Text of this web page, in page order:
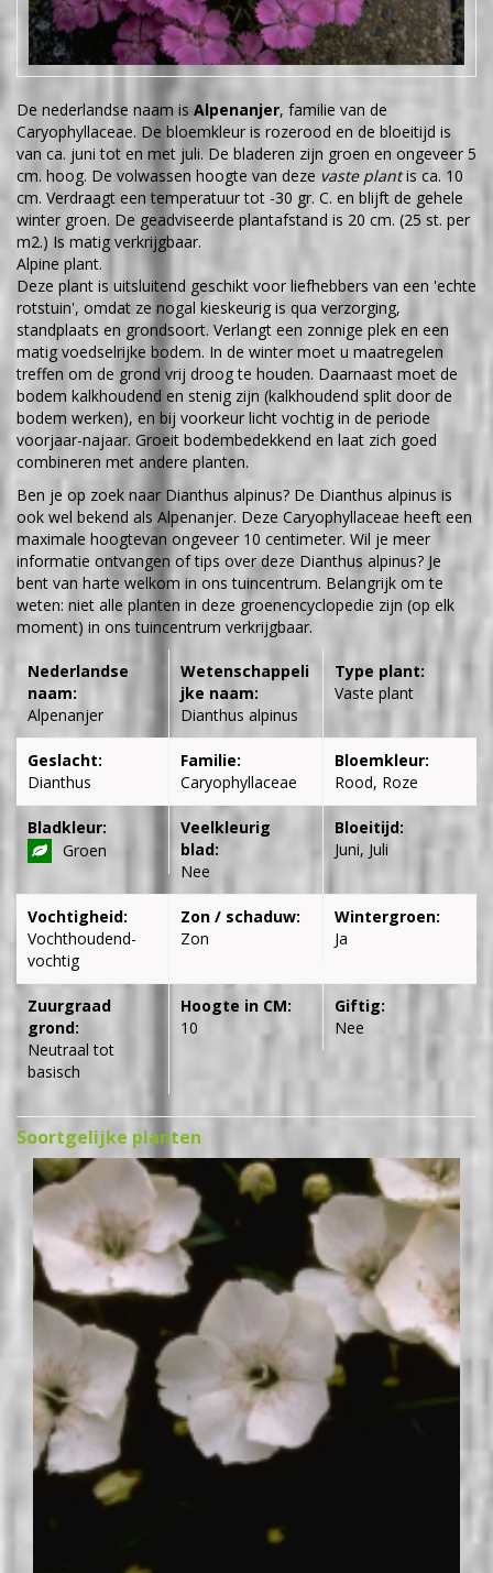
De nederlandse naam is Alpenanjer, familie van de
Caryophyllaceae. De bloemkleur is rozerood en de bloeitijd is
van ca. juni tot en met juli. De bladeren zijn groen en ongeveer 5
cm. hoog. De volwassen hoogte van deze vaste plantis ca. 10
cm. Verdraagt een temperatuur tot -30 gr. C. en blijft de gehele
winter groen. De geadviseerde plantafstand is 20 cm. (25 st. per
m2.) Is matig verkrijgbaar.
Alpine plant.
Deze plant is uitsluitend geschikt voor liefhebbers van een 'echte
rotstuin', omdat ze nogal kieskeurig is qua verzorging,
standplaats en grondsoort. Verlangt een zonnige plek en een
matig voedselrijke bodem. In de winter moet u maatregelen
treffen om de grond vrij droog te houden. Daarnaast moet de
bodem kalkhoudend en stenig zijn (kalkhoudend split door de
bodem werken), en bij voorkeur licht vochtig in de periode
voorjaar-najaar. Groeit bodembedekkend en laat zich goed
combineren met andere planten.
Ben je op zoek naar Dianthus alpinus? De Dianthus alpinus is
ook wel bekend als Alpenanjer. Deze Caryophyllaceae heeft een
maximale hoogtevan ongeveer 10 centimeter. Wil je meer
informatie ontvangen of tips over deze Dianthus alpinus? Je
bent van harte welkom in ons tuincentrum. Belangrijk om te
weten: niet alle planten in deze groenencyclopedie zijn (op elk
moment) in ons tuincentrum verkrijgbaar.
Nederlandse
naam:
Alpenanjer
Wetenschappeli
jke naam:
Dianthus alpinus
Type plant:
Vaste plant
Geslacht:
Dianthus
Familie:
Caryophyllaceae
Bloemkleur:
Rood, Roze
Bladkleur:
Groen
Veelkleurig
blad:
Nee
Bloeitijd:
Juni, Juli
Vochtigheid:
Vochthoudend-
vochtig
Zon / schaduw:
Zon
Wintergroen:
Ja
Zuurgraad
grond:
Neutraal tot
basisch
Hoogte in CM:
10
Giftig:
Nee
Soortgelijke planten